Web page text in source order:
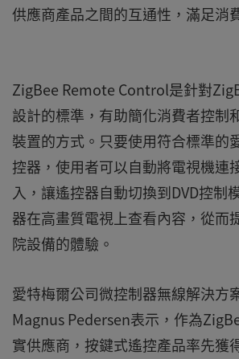
供應商產品之間的互通性，滿足消
ZigBee Remote Control是針對
設計的標準，有助簡化消費者控制
裝置的方式。只要使用符合標準的
控器，使用者可以自動將電視機連
入，讓遙控器自動切換到DVD控制
器在高畫質電視上查看內容，從而
院設備的體驗。
愛特梅爾公司微控制器無線解決方
Magnus Pedersen表示，作為
實供應商，按鍵式遙控產品率先獲